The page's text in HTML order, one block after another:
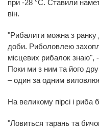
при -28 °C. Ставили
він.
"Рибалити можна з ранку
доби. Риболовлею
місцевих рибалок знаю",
Поки ми з ним та його
– один за одним
На великому пірсі і риба
"Ловиться тарань та